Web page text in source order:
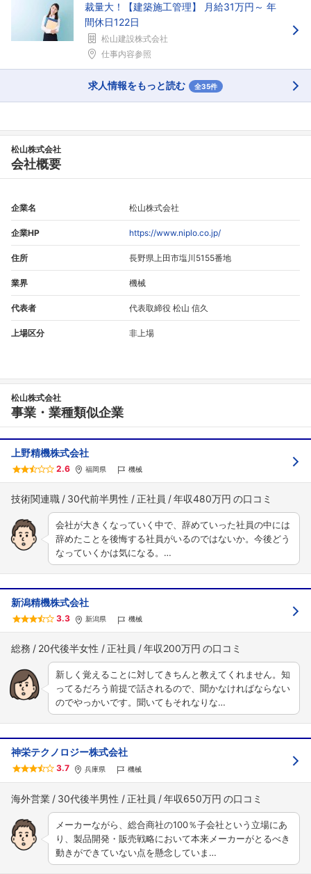
裁量大！【建築施工管理】 月給31万円～ 年
間休日122日
松山建設株式会社
仕事内容参照
求人情報をもっと読む 全35件
松山株式会社
会社概要
企業名 松山株式会社
企業HP https://www.niplo.co.jp/
住所 長野県上田市塩川5155番地
業界 機械
代表者 代表取締役 松山 信久
上場区分 非上場
松山株式会社
事業・業種類似企業
上野精機株式会社
2.6 福岡県 機械
技術関連職 30代前半男性 正社員 年収480万円
会社が大きくなっていく中で、辞めていった社員の中には
辞めたことを後悔する社員がいるのではないか。今後どう
なっていくかは気になる。…
新潟精機株式会社
3.3 新潟県 機械
総務 20代後半女性 正社員 年収200万円
新しく覚えることに対してきちんと教えてくれません。知
ってるだろう前提で話されるので、聞かなければならない
のでやっかいです。聞いてもそれなりな…
神栄テクノロジー株式会社
3.7 兵庫県 機械
海外営業 30代後半男性 正社員 年収650万円
メーカーながら、総合商社の100％子会社という立場にあ
り、製品開発・販売戦略において本来メーカーがとるべき
動きができていない点を懸念していま…